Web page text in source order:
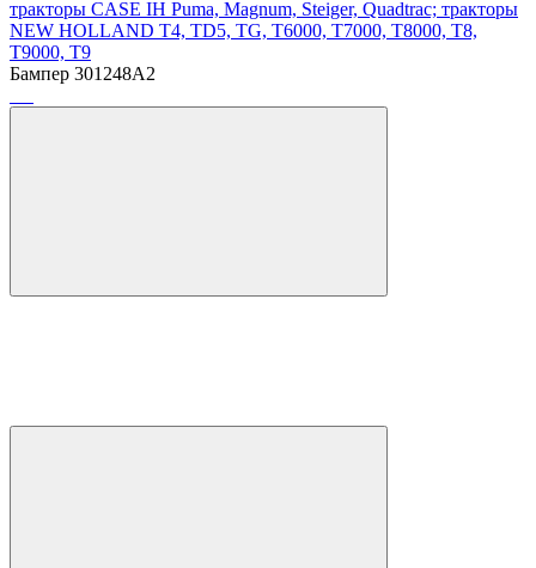
тракторы CASE IH Puma, Magnum, Steiger, Quadtrac; тракторы
NEW HOLLAND T4, TD5, TG, T6000, T7000, T8000, T8,
T9000, T9
Бампер 301248A2